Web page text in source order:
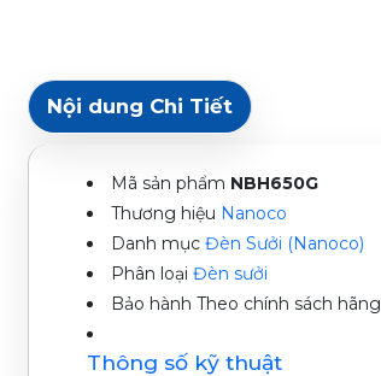
Nội dung Chi Tiết
Mã sản phẩm NBH650G
Thương hiệu Nanoco
Danh mục Đèn Sưởi (Nanoco)
Phân loại Đèn sưởi
Bảo hành Theo chính sách hãng
Thông số kỹ thuật